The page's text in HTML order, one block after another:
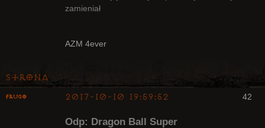
zamieniał
AZM 4ever
Strona
42
Frugo 2017-10-10 19:59:52
Odp: Dragon Ball Super